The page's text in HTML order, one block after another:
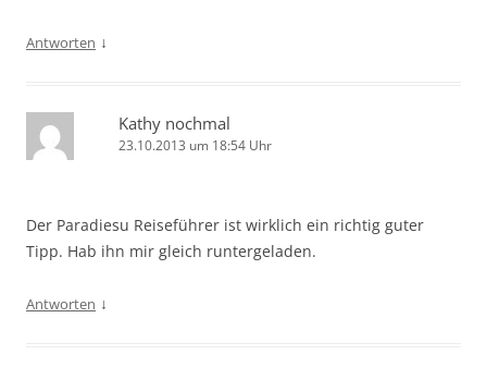
Antworten ↓
Kathy nochmal
23.10.2013 um 18:54 Uhr
Der Paradiesu Reiseführer ist wirklich ein richtig guter
Tipp. Hab ihn mir gleich runtergeladen.
Antworten ↓